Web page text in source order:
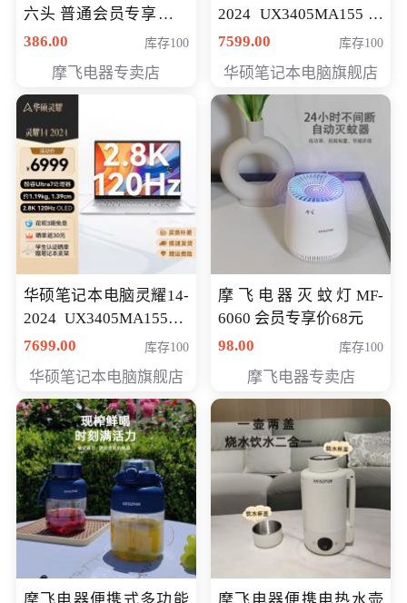
六头 普通会员专享价格
199元
386.00 库存100
摩飞电器专卖店
2024 UX3405MA155冰
川银 oled 智慧轻薄本 会
7599.00 库存100
华硕笔记本电脑旗舰店
华硕笔记本电脑灵耀14-
2024 UX3405MA155夜
空蓝 oled 智慧轻薄本 会
7699.00 库存100
华硕笔记本电脑旗舰店
摩飞电器灭蚊灯MF-
6060 会员专享价68元
98.00
库存100
摩飞电器专卖店